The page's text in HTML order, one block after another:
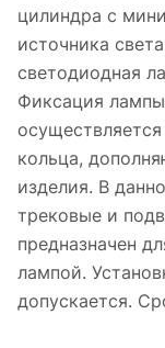
цилиндра с
источника
светодиодная
Фиксация
кольца,
изделия. В
трековые и
предназначен
лампой.
допускается.